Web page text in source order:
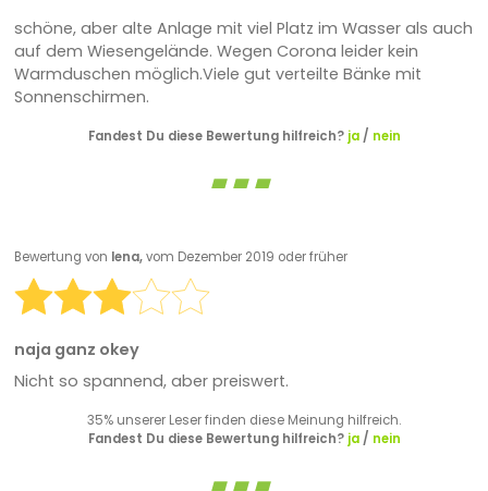
schöne, aber alte Anlage mit viel Platz im Wasser als auch
auf dem Wiesengelände. Wegen Corona leider kein
Warmduschen möglich.Viele gut verteilte Bänke mit
Sonnenschirmen.
Fandest Du diese Bewertung hilfreich? ja/ nein
Bewertung von lena,vom Dezember 2019 oder früher
naja ganz okey
Nicht so spannend, aber preiswert.
35% unserer Leser finden diese Meinung hilfreich.
Fandest Du diese Bewertung hilfreich? ja/ nein